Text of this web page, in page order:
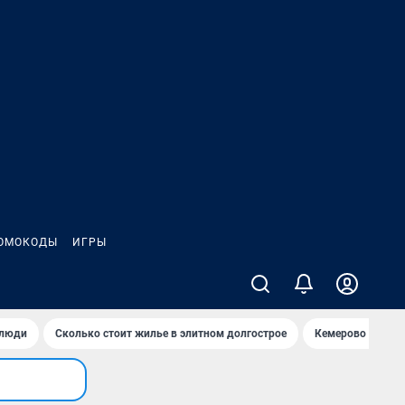
ИГРЫ
люди Сколько стоит жилье в элитном долгострое Кемерово —